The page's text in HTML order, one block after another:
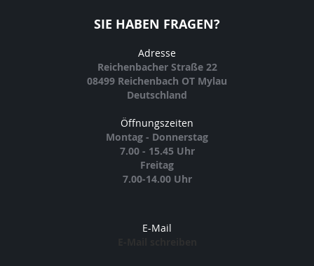
SIE HABEN FRAGEN?
Adresse
Reichenbacher Straße 22
08499 Reichenbach OT Mylau
Deutschland
Öffnungszeiten
Montag - Donnerstag
7.00 - 15.45 Uhr
Freitag
7.00-14.00 Uhr
E-Mail